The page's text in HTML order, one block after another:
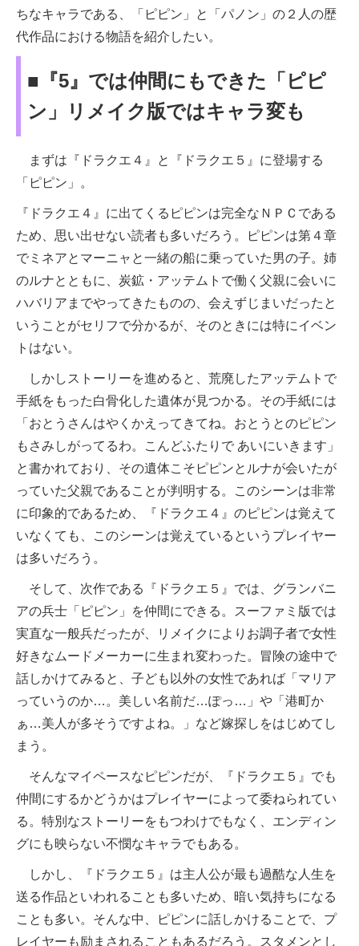
ちなキャラである、「ピピン」と「パノン」の２人の歴
代作品における物語を紹介したい。
■『5』では仲間にもできた「ピピ
ン」リメイク版ではキャラ変も
まずは『ドラクエ４』と『ドラクエ５』に登場する
「ピピン」。
『ドラクエ４』に出てくるピピンは完全なＮＰＣである
ため、思い出せない読者も多いだろう。ピピンは第４章
でミネアとマーニャと一緒の船に乗っていた男の子。姉
のルナとともに、炭鉱・アッテムトで働く父親に会いに
ハバリアまでやってきたものの、会えずじまいだったと
いうことがセリフで分かるが、そのときには特にイベン
トはない。
しかしストーリーを進めると、荒廃したアッテムトで
手紙をもった白骨化した遺体が見つかる。その手紙には
「おとうさんはやくかえってきてね。おとうとのピピン
もさみしがってるわ。こんどふたりで あいにいきます」
と書かれており、その遺体こそピピンとルナが会いたが
っていた父親であることが判明する。このシーンは非常
に印象的であるため、『ドラクエ４』のピピンは覚えて
いなくても、このシーンは覚えているというプレイヤー
は多いだろう。
そして、次作である『ドラクエ５』では、グランバニ
アの兵士「ピピン」を仲間にできる。スーファミ版では
実直な一般兵だったが、リメイクによりお調子者で女性
好きなムードメーカーに生まれ変わった。冒険の途中で
話しかけてみると、子ども以外の女性であれば「マリア
っていうのか…。美しい名前だ…ぽっ…」や「港町か
ぁ…美人が多そうですよね。」など嫁探しをはじめてし
まう。
そんなマイペースなピピンだが、『ドラクエ５』でも
仲間にするかどうかはプレイヤーによって委ねられてい
る。特別なストーリーをもつわけでもなく、エンディン
グにも映らない不憫なキャラでもある。
しかし、『ドラクエ５』は主人公が最も過酷な人生を
送る作品といわれることも多いため、暗い気持ちになる
ことも多い。そんな中、ピピンに話しかけることで、プ
レイヤーも励まされることもあるだろう。スタメンとし